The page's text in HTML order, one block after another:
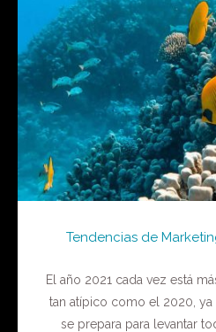
Tendencias de
El año 2021 cada vez está
tan atípico como el 2020, ya
se prepara para levantar